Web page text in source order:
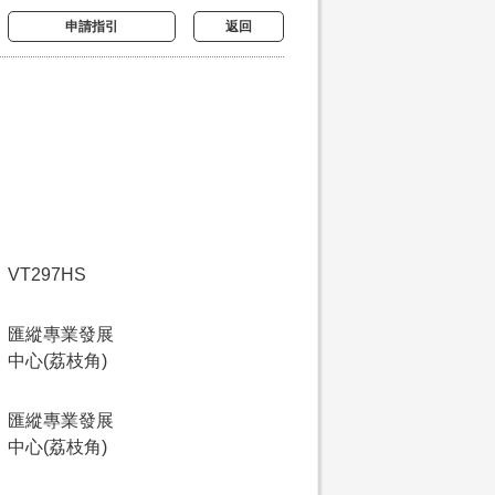
申請指引 返回
VT297HS
匯縱專業發展
中心(荔枝角)
匯縱專業發展
中心(荔枝角)